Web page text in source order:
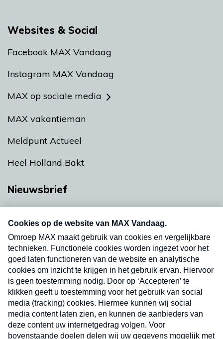
Websites & Social
Facebook MAX Vandaag
Instagram MAX Vandaag
MAX op sociale media
MAX vakantieman
Meldpunt Actueel
Heel Holland Bakt
Nieuwsbrief
nieuwsbrief. Elke vrijdag- en dinsdagochtend in
uw mailbox.
Verzend